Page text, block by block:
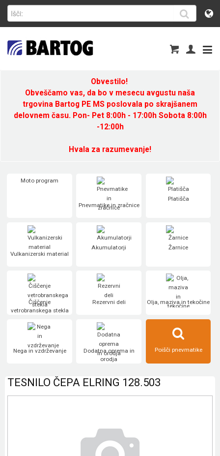
Obvestilo!
Obveščamo vas, da bo v mesecu avgustu naša
trgovina Bartog PE MS poslovala po skrajšanem
delovnem času. Pon- Pet 8:00h - 17:00h Sobota 8:00h
-12:00h
Hvala za razumevanje!
Moto program
Pnevmatike in zračnice
Platišča
Vulkanizerski material
Akumulatorji Žarnice
Čiščenje
vetrobranskega stekla
Rezervni deli Olja, maziva in tekočine
Nega in vzdrževanje
Dodatna oprema in
orodja
Poišči pnevmatike
TESNILO ČEPA ELRING 128.503